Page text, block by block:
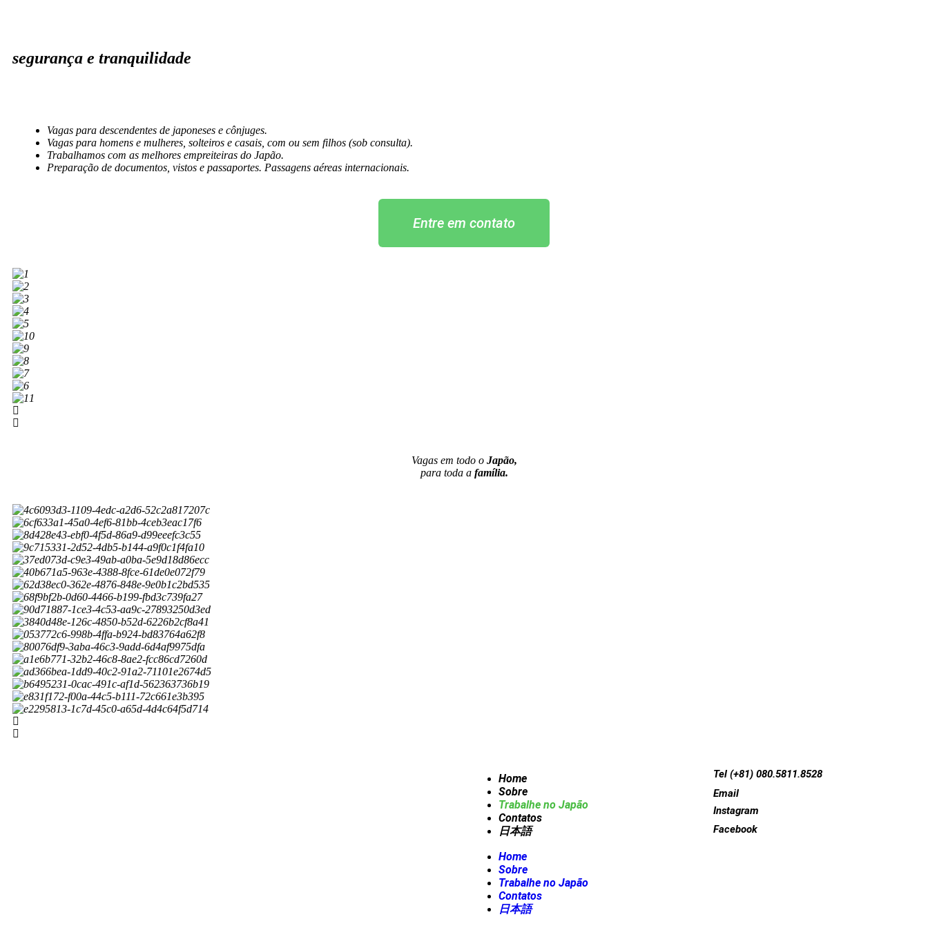
segurança e tranquilidade
Vagas para descendentes de japoneses e cônjuges.
Vagas para homens e mulheres, solteiros e casais, com ou sem filhos (sob consulta).
Trabalhamos com as melhores empreiteiras do Japão.
Preparação de documentos, vistos e passaportes. Passagens aéreas internacionais.
Entre em contato
Vagas em todo o Japão,
para toda a família.
Home
Sobre
Trabalhe no Japão
Contatos
日本語
Home
Sobre
Trabalhe no Japão
Contatos
日本語
Tel (+81) 080.5811.8528
Email
Instagram
Facebook